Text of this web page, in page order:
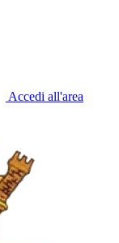
Accedi all'area